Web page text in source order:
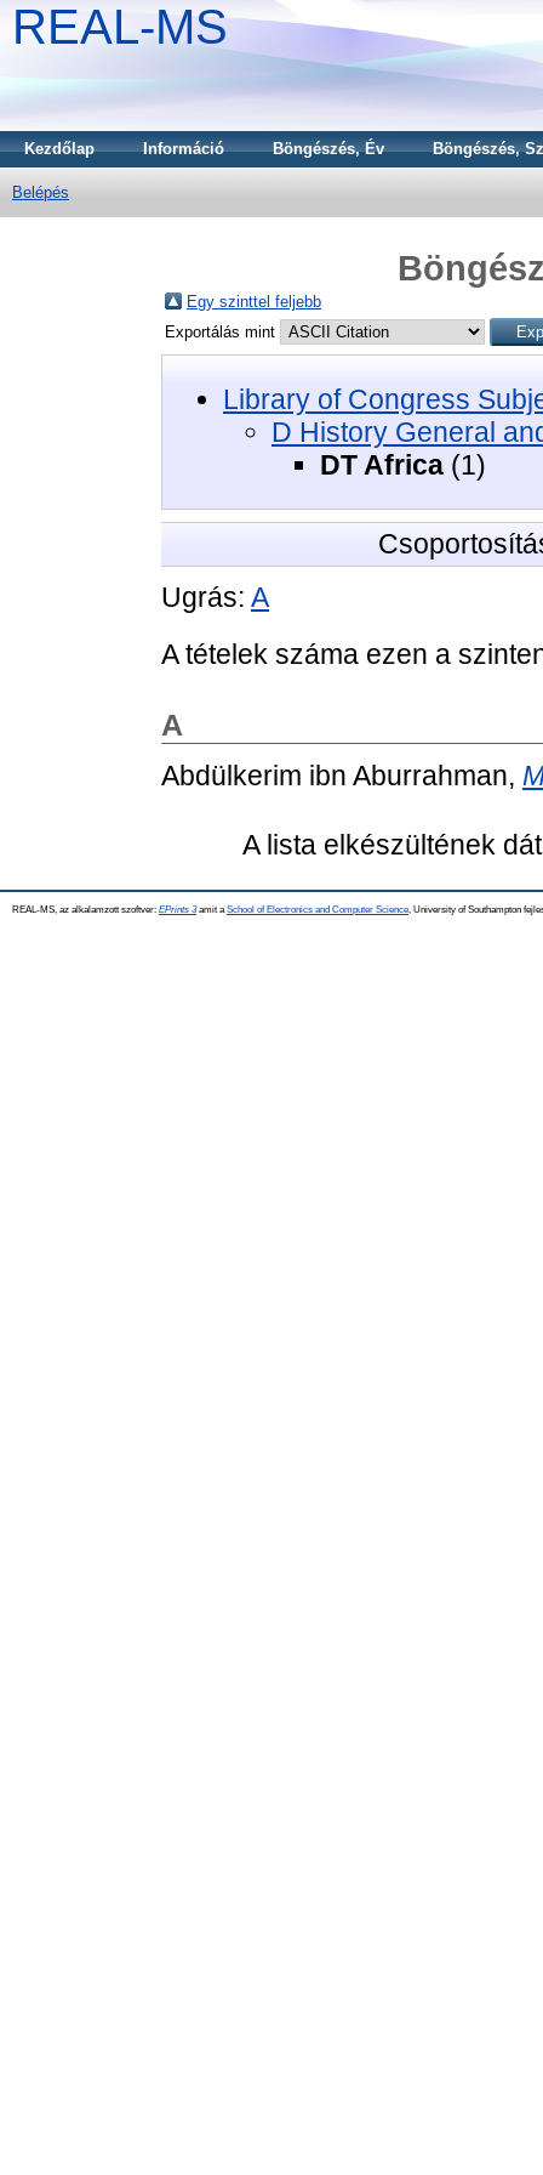
REAL-MS
Kezdőlap Információ Böngészés, Év Böngészés,
Belépés
Egy szinttel feljebb
Exportálás mint
Library of Congress
D History General
DT Africa (1)
Ugrás: A
A tételek száma ezen a
A
Abdülkerim ibn Aburrahman,
A lista elkészültének
REAL-MS, az alkalamzott szoftver: EPrints 3amit a School of Electronics and Computer Science , University of Southampton